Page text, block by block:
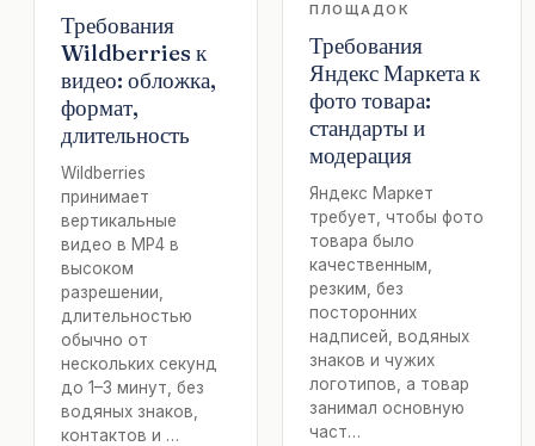
Требования
Wildberries к
видео: обложка,
формат,
длительность
Wildberries
принимает
вертикальные
видео в MP4 в
высоком
разрешении,
длительностью
обычно от
нескольких секунд
до 1–3 минут, без
водяных знаков,
контактов и …
ПЛОЩАДОК
Требования
Яндекс Маркета к
фото товара:
стандарты и
модерация
Яндекс Маркет
требует, чтобы фото
товара было
качественным,
резким, без
посторонних
надписей, водяных
знаков и чужих
логотипов, а товар
занимал основную
част…